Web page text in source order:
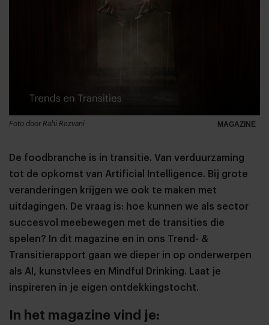
MAGAZINE
Foto door Rahi Rezvani
De foodbranche is in transitie. Van verduurzaming
tot de opkomst van Artificial Intelligence. Bij grote
veranderingen krijgen we ook te maken met
uitdagingen. De vraag is: hoe kunnen we als sector
succesvol meebewegen met de transities die
spelen? In dit magazine en in ons Trend- &
Transitierapport gaan we dieper in op onderwerpen
als AI, kunstvlees en Mindful Drinking. Laat je
inspireren in je eigen ontdekkingstocht.
In het magazine vind je: